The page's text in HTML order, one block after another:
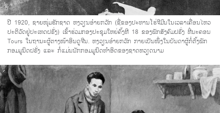
ປີ 1920, ຊາຍໜຸ່ມຮັກຊາດ ຫງວຽນອ໋າຍກວັກ (ຊື່ຂອງປະທານໂຮ່ຈີມິນໃນເວລາເຄື່ອນໄຫວ
ປະຕິວັດຢູ່ປະເທດຝຣັ່ງ) ເຂົ້າຮ່ວມກອງປະຊຸມໃຫຍ່ຄັ້ງທີ 18 ຂອງພັກສັງຄົມຝຣັ່ງ ທີ່ນະຄອນ
Tours ໃນຖານະຜູ້ຕາງໜ້າອິນດູຈີນ. ຫງວຽນອ໋າຍກວັກ ກາຍເປັນໜຶ່ງໃນບັນດາຜູ້ກໍ່ຕັ້ງພັກ
ກອມມູນິດຝຣັ່ງ ແລະ ກໍ່ແມ່ນນັກກອມມູນິດທຳອິດຂອງຊາດຫວຽດນາມ